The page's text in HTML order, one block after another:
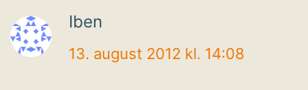
Iben
13. august 2012 kl. 14:08